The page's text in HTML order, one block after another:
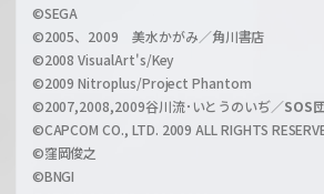
n
l
©SEGA
©2005、2009 美水かがみ／角川書店
©2008 VisualArt's/Key
©2009 Nitroplus/Project Phantom
©2007,2008,2009谷川流･いとうのいぢ／SOS
©CAPCOM CO., LTD. 2009 ALL RIGHTS
©窪岡俊之
©BNGI